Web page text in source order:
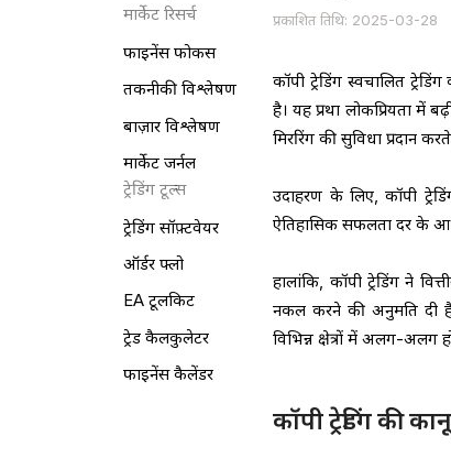
मार्केट रिसर्च
फाइनेंस फोकस
तकनीकी विश्लेषण
बाज़ार विश्लेषण
मार्केट जर्नल
ट्रेडिंग टूल्स
ट्रेडिंग सॉफ़्टवेयर
ऑर्डर फ्लो
EA टूलकिट
ट्रेड कैलकुलेटर
फाइनेंस कैलेंडर
प्रकाशित तिथि: 2025-03-28
कॉपी ट्रेडिंग स्वचालित
है। यह प्रथा लोकप्रियता में
मिररिंग की सुविधा प्रदान
उदाहरण के लिए, कॉपी
ऐतिहासिक सफलता दर के
हालांकि, कॉपी ट्रेडिंग ने
नकल करने की अनुमति दी है,
विभिन्न क्षेत्रों में अलग-अलग
कॉपी ट्रेडिंग की